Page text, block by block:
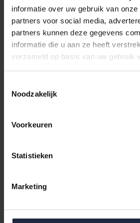
informatie over uw gebruik van
partners voor social media,
partners kunnen deze gegevens
informatie die u aan ze heeft
verzameld op basis van uw gebruik
Noodzakelijk
Voorkeuren
Statistieken
Marketing
Welke molton past het
We begrijpen dat het kiezen van
kan zijn. Daarom hebben we een
opgesteld.
bescherming.”
uitstekende bescherming
voelt heerlijk stevig aan.
“Ik heb last van
comfortabel, zonder het